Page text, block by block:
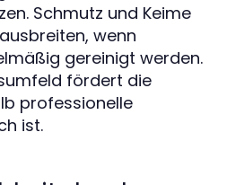
Schmutz und Keime
wenn
gereinigt werden.
fördert die
professionelle
ist.